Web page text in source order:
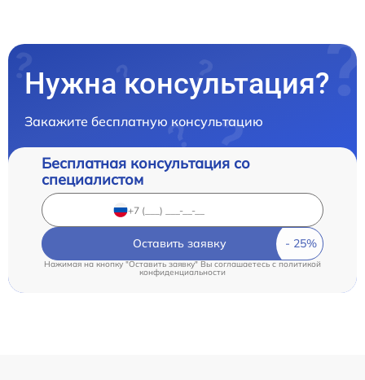
Нужна консультация?
Закажите бесплатную консультацию
Бесплатная консультация со
специалистом
Оставить заявку
Нажимая на кнопку "Оставить заявку" Вы соглашаетесь cполитикой
конфиденциальности